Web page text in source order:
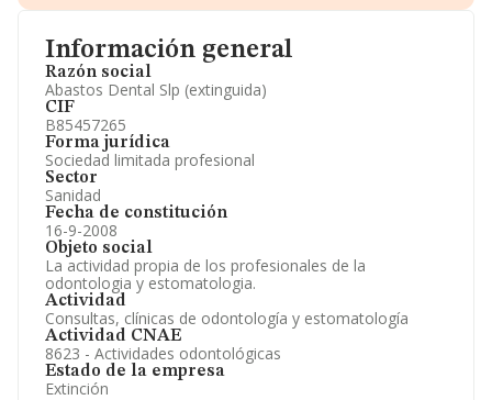
Información general
Razón social
Abastos Dental Slp (extinguida)
CIF
B85457265
Forma jurídica
Sociedad limitada profesional
Sector
Sanidad
Fecha de constitución
16-9-2008
Objeto social
La actividad propia de los profesionales de la
odontologia y estomatologia.
Actividad
Consultas, clínicas de odontología y estomatología
Actividad CNAE
8623 - Actividades odontológicas
Estado de la empresa
Extinción
Información oficial y registral complementaria.